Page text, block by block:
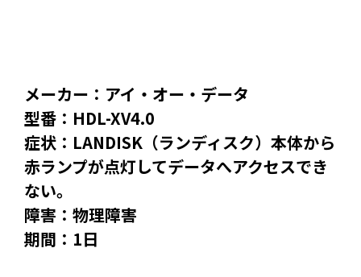
メーカー：アイ・オー・データ
型番：HDL-XV4.0
症状：LANDISK（ランディスク）本体から
赤ランプが点灯してデータへアクセスでき
ない。
障害：物理障害
期間：1日